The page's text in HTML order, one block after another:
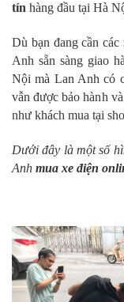
tín hàng đầu tại Hà
Dù bạn đang cần các
Anh sẵn sàng giao
Nội mà Lan Anh có
vẫn được bảo hành
như khách mua tại
Dưới đây là một số
Anh mua xe điện